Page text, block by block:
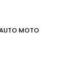
MOTO